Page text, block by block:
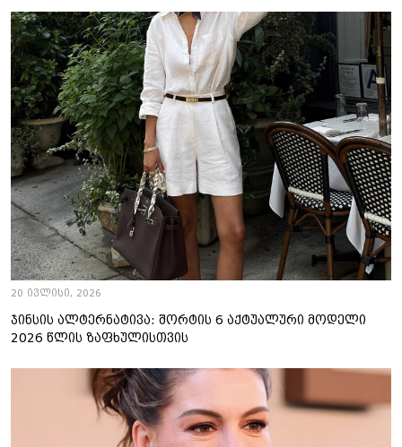
20 ივლისი, 2026
ჯინსის ალტერნატივა: შორტის 6 აქტუალური მოდელი
2026 წლის ზაფხულისთვის